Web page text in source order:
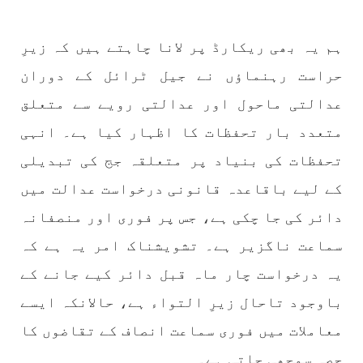
بلوچ اسٹوڈنٹس ایکشن کمیٹی کے مرکزی ترجمان
تیسرا مرکزی کونسل سیشن بیاد شہید صبا
تالپور
بلوچستان
1716 VIEWS جون 7, 2023
بلوچستان میں خواتین کو معاشرتی مسائل کے بعد
کوئٹہ شال: بلوچ وومن فورم کے نئی کابینہ، بلا
ہم یہ بھی ریکارڈ پر لانا چاہتے ہیں کہ زیرِ
حراست رہنماؤں نے جیل ٹرائل کے دوران
عدالتی ماحول اور عدالتی رویے سے متعلق
متعدد بار تحفظات کا اظہار کیا ہے۔ انہی
تحفظات کی بنیاد پر متعلقہ جج کی تبدیلی
کے لیے باقاعدہ قانونی درخواست عدالت میں
دائر کی جا چکی ہے، جس پر فوری اور منصفانہ
سماعت ناگزیر ہے۔ تشویشناک امر یہ ہے کہ
یہ درخواست چار ماہ قبل دائر کیے جانے کے
باوجود تاحال زیرِ التواء ہے، حالانکہ ایسے
معاملات میں فوری سماعت انصاف کے تقاضوں کا
حصہ سمجھی جاتی ہے۔